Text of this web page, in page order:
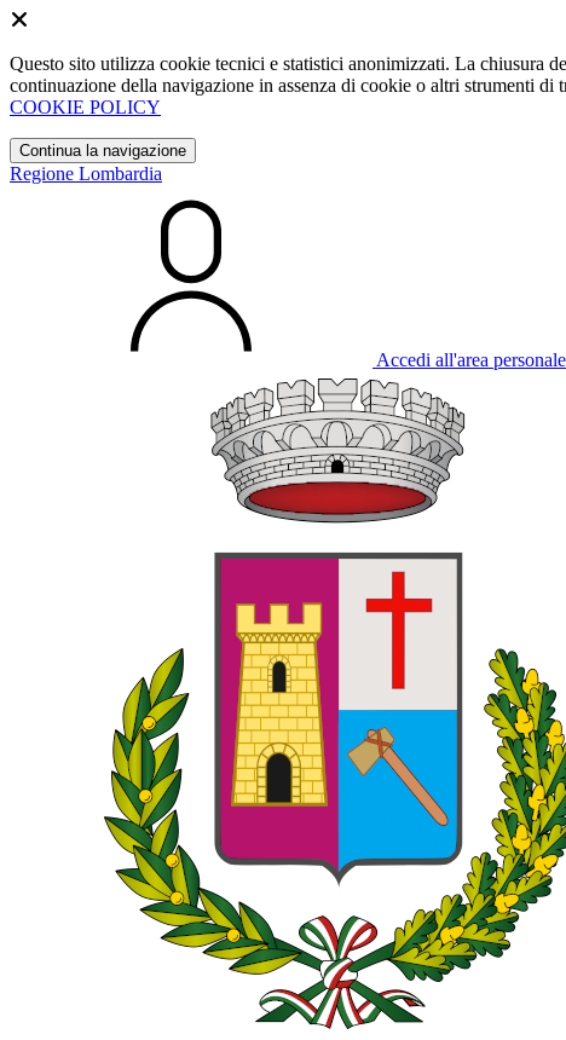
Questo sito utilizza cookie tecnici e statistici anonimizzati. La chiusura
continuazione della navigazione in assenza di cookie o altri strumenti di
COOKIE POLICY
Continua la navigazione
Regione Lombardia
Accedi all'area personale